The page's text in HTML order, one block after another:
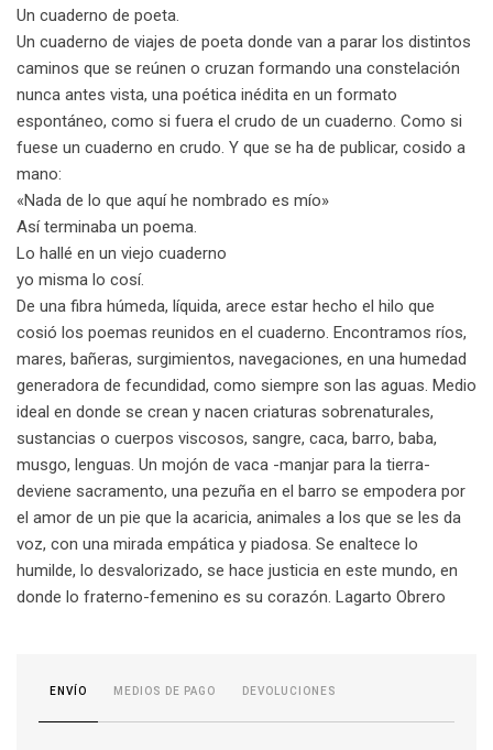
Un cuaderno de poeta.
Un cuaderno de viajes de poeta donde van a parar los distintos
caminos que se reúnen o cruzan formando una constelación
nunca antes vista, una poética inédita en un formato
espontáneo, como si fuera el crudo de un cuaderno. Como si
fuese un cuaderno en crudo. Y que se ha de publicar, cosido a
mano:
«Nada de lo que aquí he nombrado es mío»
Así terminaba un poema.
Lo hallé en un viejo cuaderno
yo misma lo cosí.
De una fibra húmeda, líquida, arece estar hecho el hilo que
cosió los poemas reunidos en el cuaderno. Encontramos ríos,
mares, bañeras, surgimientos, navegaciones, en una humedad
generadora de fecundidad, como siempre son las aguas. Medio
ideal en donde se crean y nacen criaturas sobrenaturales,
sustancias o cuerpos viscosos, sangre, caca, barro, baba,
musgo, lenguas. Un mojón de vaca -manjar para la tierra-
deviene sacramento, una pezuña en el barro se empodera por
el amor de un pie que la acaricia, animales a los que se les da
voz, con una mirada empática y piadosa. Se enaltece lo
humilde, lo desvalorizado, se hace justicia en este mundo, en
donde lo fraterno-femenino es su corazón. Lagarto Obrero
ENVÍO MEDIOS DE PAGO DEVOLUCIONES